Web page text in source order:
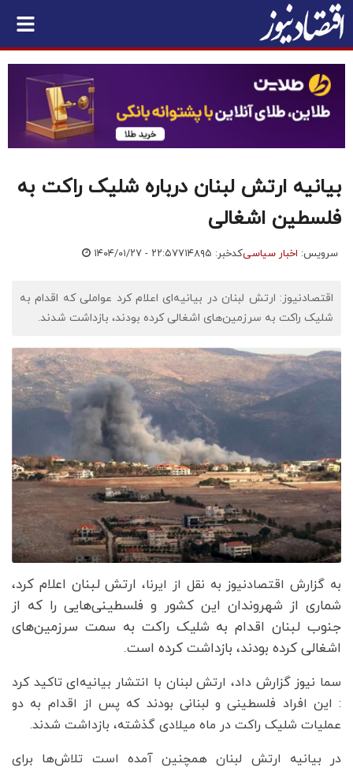
بیانیه ارتش لبنان درباره شلیک راکت به
فلسطین اشغالی
سرویس: اخبار سیاسیکدخبر: ۷۱۴۸۹۵ ۱۴۰۴/۰۱/۲۷ - ۲۲:۵۷
اقتصادنیوز: ارتش لبنان در بیانیه‌ای اعلام کرد عواملی که اقدام به
شلیک راکت به سرزمین‌های اشغالی کرده بودند، بازداشت شدند.
به گزارش اقتصادنیوز به نقل از ایرنا، ارتش لبنان اعلام کرد،
شماری از شهروندان این کشور و فلسطینی‌هایی را که از
جنوب لبنان اقدام به شلیک راکت به سمت سرزمین‌های
اشغالی کرده بودند، بازداشت کرده است.
سما نیوز گزارش داد، ارتش لبنان با انتشار بیانیه‌ای تاکید کرد
: این افراد فلسطینی و لبنانی بودند که پس از اقدام به دو
عملیات شلیک راکت در ماه میلادی گذشته، بازداشت شدند.
در بیانیه ارتش لبنان همچنین آمده است تلاش‌ها برای